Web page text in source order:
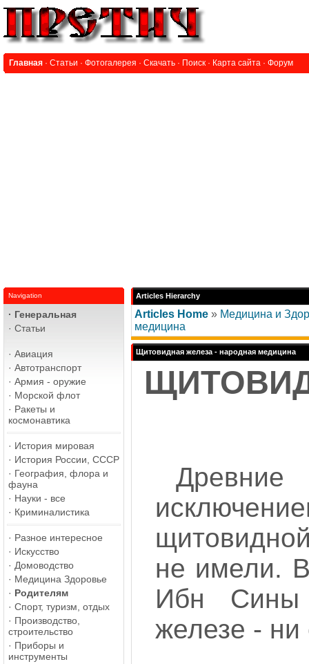
Главная · Статьи · Фотогалерея · Скачать · Поиск · Карта сайта · Форум
Navigation
· Генеральная
· Статьи
· Авиация
· Автотранспорт
· Армия - оружие
· Морской флот
· Ракеты и
космонавтика
· История мировая
· История России, СССР
· География, флора и
фауна
· Науки - все
· Криминалистика
· Разное интересное
· Искусство
· Домоводство
· Медицина Здоровье
· Родителям
· Спорт, туризм, отдых
· Производство,
строительство
· Приборы и
инструменты
Articles Hierarchy
Articles Home » Медицина и
медицина
Щитовидная железа - народная медицина
не имели.
Ибн Сины
железе - ни